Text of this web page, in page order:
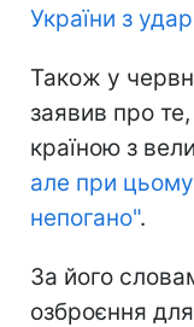
України з
Також у
заявив про
країною з
але при
непогано".
За його
озброєння